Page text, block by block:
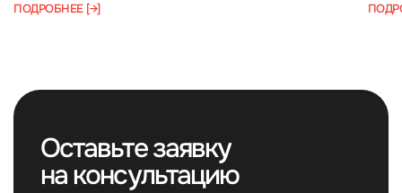
ПОДРОБНЕЕ [→]
Оставьте заявку
на консультацию